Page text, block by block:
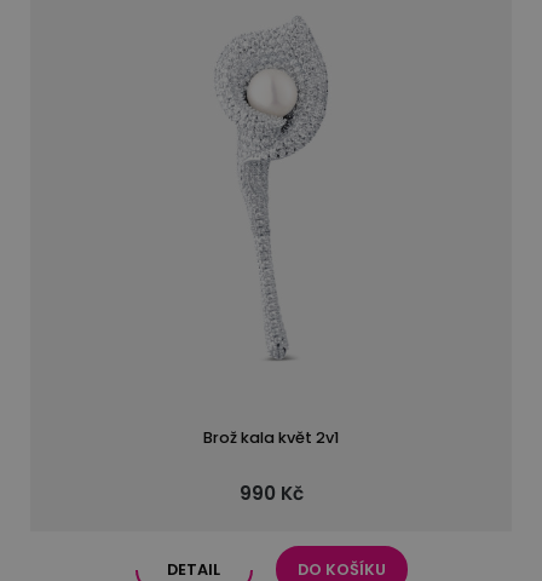
Brož kala květ 2v1
990 Kč
DETAIL DO KOŠÍKU